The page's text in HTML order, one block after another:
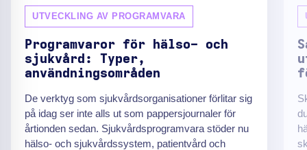
UTVECKLING AV PROGRAMVARA
Programvaror för hälso- och
sjukvård: Typer,
användningsområden
De verktyg som sjukvårdsorganisationer förlitar sig
på idag ser inte alls ut som pappersjournaler för
årtionden sedan. Sjukvårdsprogramvara stöder nu
hälso- och sjukvårdssystem, patientvård och